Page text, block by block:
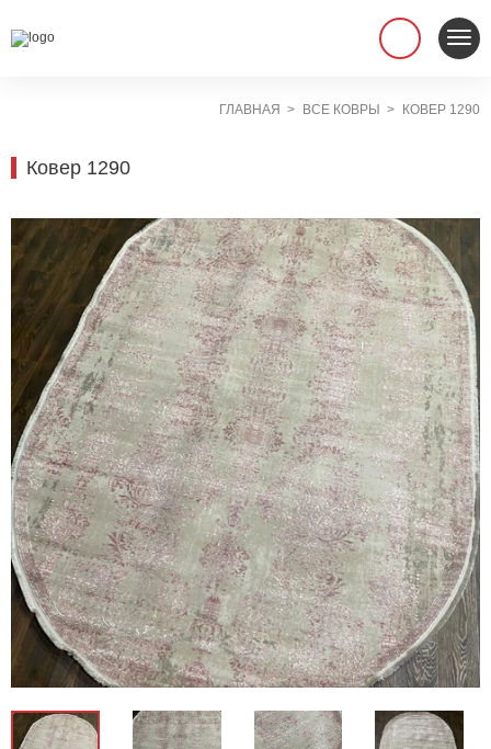
ГЛАВНАЯ ВСЕ КОВРЫ КОВЕР 1290
Ковер 1290